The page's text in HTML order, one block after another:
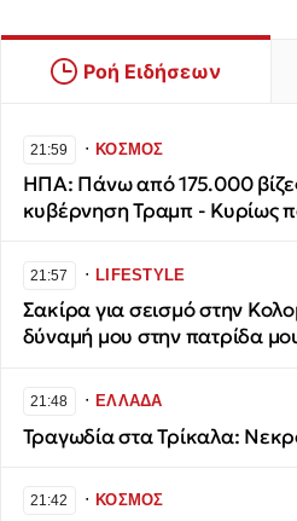
Ροή Ειδήσεων
21:59 ∙ΚΟΣΜΟΣ
ΗΠΑ: Πάνω από 175.000
κυβέρνηση Τραμπ - Κυρίως
21:57 ∙LIFESTYLE
Σακίρα για σεισμό στην
δύναμή μου στην πατρίδα
21:48 ∙ΕΛΛΑΔΑ
Τραγωδία στα Τρίκαλα:
21:42 ∙ΚΟΣΜΟΣ